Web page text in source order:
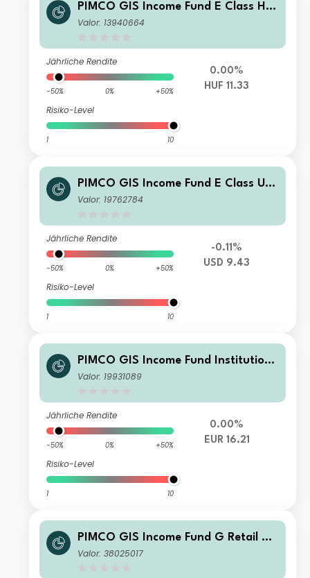
PIMCO GIS Income Fund E Class HU
F (Hedged) Accumulation
Valor: 13940664
Jährliche Rendite
-50% 0% +50%
Risiko-Level
1 10
0.00%
HUF 11.33
PIMCO GIS Income Fund E Class US
D Income
Valor: 19762784
Jährliche Rendite
-50% 0% +50%
Risiko-Level
1 10
-0.11%
USD 9.43
PIMCO GIS Income Fund Institutiona
l EUR (Hedged) Accumulation
Valor: 19931089
Jährliche Rendite
-50% 0% +50%
Risiko-Level
1 10
0.00%
EUR 16.21
PIMCO GIS Income Fund G Retail EU
R (Hedged) Income
Valor: 38025017